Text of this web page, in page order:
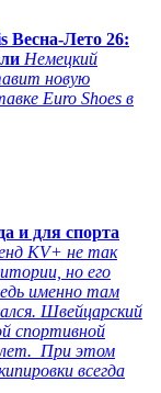
Весна-Лето 26:
Немецкий
новую
Euro Shoes в
и для спорта
KV+ не так
но его
именно там
Швейцарский
спортивной
лет. При этом
всегда